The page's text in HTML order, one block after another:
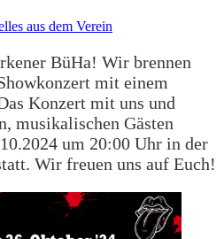
aus dem Verein
BüHa! Wir brennen
mit einem
Konzert mit uns und
musikalischen Gästen
um 20:00 Uhr in der
Wir freuen uns auf Euch!